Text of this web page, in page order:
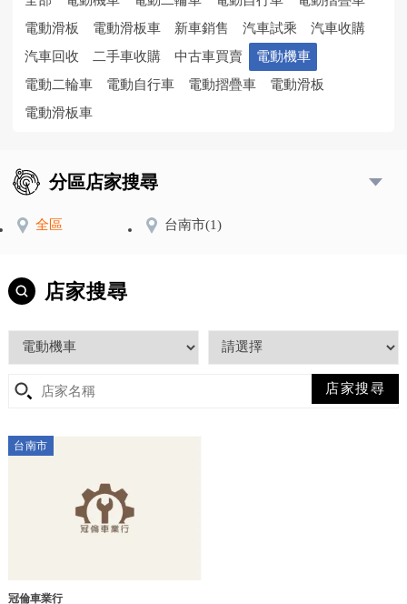
電動滑板
電動滑板車 新車銷售 汽車試乘
汽車收購
汽車回收
二手車收購 中古車買賣
電動機車
電動二輪車
電動自行車 電動摺疊車
電動滑板
電動滑板車
分區店家搜尋
全區 台南市(1)
店家搜尋
台南市
冠倫車業行